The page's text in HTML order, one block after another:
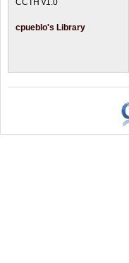
CCTH v1.0
cpueblo's Library